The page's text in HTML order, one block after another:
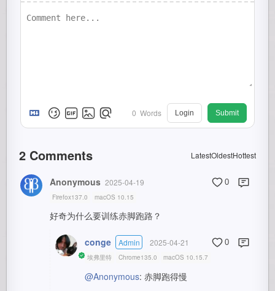
0 Words Login Submit
2 Comments LatestOldestHottest
Anonymous 2025-04-19 0
Firefox137.0 macOS 10.15
好奇为什么要训练赤脚跑路？
conge Admin 2025-04-21 0
埃弗里特 Chrome135.0 macOS 10.15.7
@Anonymous: 赤脚跑得慢